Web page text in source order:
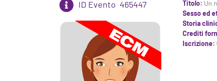
ID Evento 465447 Titolo: Un
Sesso ed
Storia
Crediti
Iscrizione: